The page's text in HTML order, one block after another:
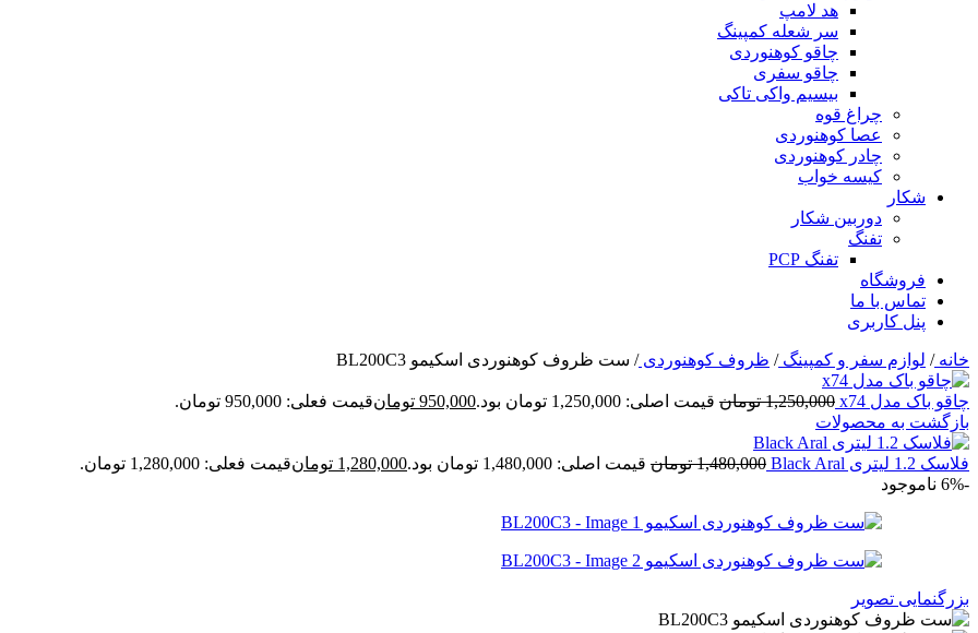
هد لامپ
سر شعله کمپینگ
چاقو کوهنوردی
چاقو سفری
بیسیم واکی تاکی
چراغ قوه
عصا کوهنوردی
چادر کوهنوردی
کیسه خواب
شکار
دوربین شکار
تفنگ
تفنگ PCP
فروشگاه
تماس با ما
پنل کاربری
خانه/ لوازم سفر و کمپینگ/ ظروف کوهنوردی/ ست ظروف کوهنوردی اسکیمو BL200C3
چاقو باک مدل x74 1,250,000 تومان قیمت اصلی: 1,250,000 تومان بود. 950,000 تومانقیمت فعلی: 950,000 تومان.
بازگشت به محصولات
فلاسک 1.2 لیتری Black Aral 1,480,000 تومان قیمت اصلی: 1,480,000 تومان بود. 1,280,000 تومانقیمت فعلی: 1,280,000 تومان.
-6%
ناموجود
بزرگنمایی تصویر